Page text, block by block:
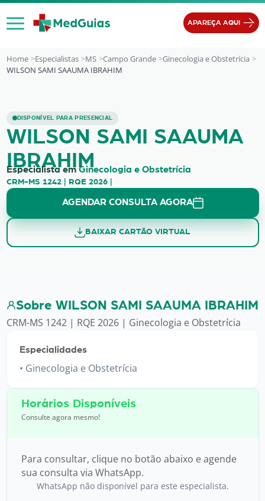
Ir para o conteúdo
APAREÇA AQUI
Home Especialistas MS Campo Grande
Ginecologia e Obstetrícia
WILSON SAMI SAAUMA IBRAHIM
DISPONÍVEL PARA PRESENCIAL
WILSON SAMI SAAUMA IBRAHIM
WILSON SAMI SAAUMA
IBRAHIM
Especialista em Ginecologia e Obstetrícia
CRM-MS 1242 | RQE 2026 |
AGENDAR CONSULTA AGORA
BAIXAR CARTÃO VIRTUAL
Sobre WILSON SAMI SAAUMA IBRAHIM
CRM-MS 1242 | RQE 2026 | Ginecologia e Obstetrícia
Especialidades
Ginecologia e Obstetrícia
Horários Disponíveis
Consulte agora mesmo!
Para consultar, clique no botão abaixo e agende
sua consulta via WhatsApp.
WhatsApp não disponível para este especialista.